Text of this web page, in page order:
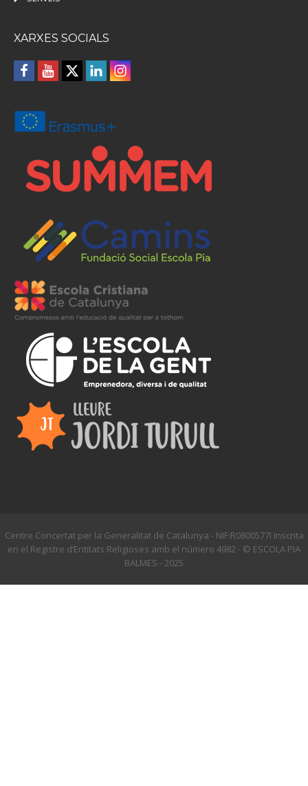
XARXES SOCIALS
Centre Concertat per la Generalitat de Catalunya - NIF:R0800577I Inscrita
en el Registre d’Entitats Religioses amb el número 4982 - © ESCOLA PIA
BALMES - 2025